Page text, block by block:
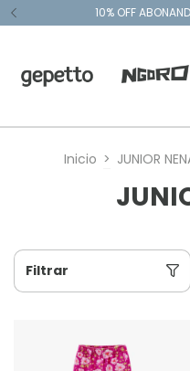
10% OFF
Inicio > JUNIOR
Filtrar